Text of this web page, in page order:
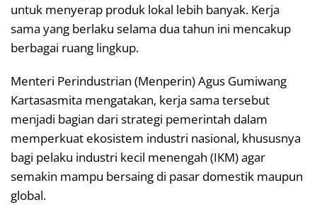
untuk menyerap produk lokal lebih banyak. Kerja
sama yang berlaku selama dua tahun ini mencakup
berbagai ruang lingkup.
Menteri Perindustrian (Menperin) Agus Gumiwang
Kartasasmita mengatakan, kerja sama tersebut
menjadi bagian dari strategi pemerintah dalam
memperkuat ekosistem industri nasional, khususnya
bagi pelaku industri kecil menengah (IKM) agar
semakin mampu bersaing di pasar domestik maupun
global.